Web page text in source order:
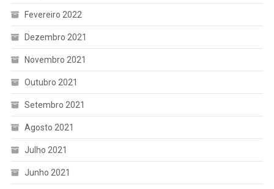
Fevereiro 2022
Dezembro 2021
Novembro 2021
Outubro 2021
Setembro 2021
Agosto 2021
Julho 2021
Junho 2021